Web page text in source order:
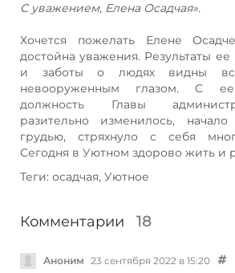
С уважением, Елена Осадчая».
Хочется пожелать Елене
достойна уважения. Результаты
и заботы о людях видны
невооруженным глазом. С
должность Главы
разительно изменилось,
грудью, стряхнуло с себя
Сегодня в Уютном здорово жить и
Теги: осадчая, Уютное
Комментарии 18
Аноним 23 сентября 2022 в 15:20